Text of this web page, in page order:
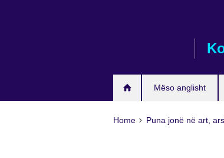
Mëso anglisht
Home Puna jonë në art,